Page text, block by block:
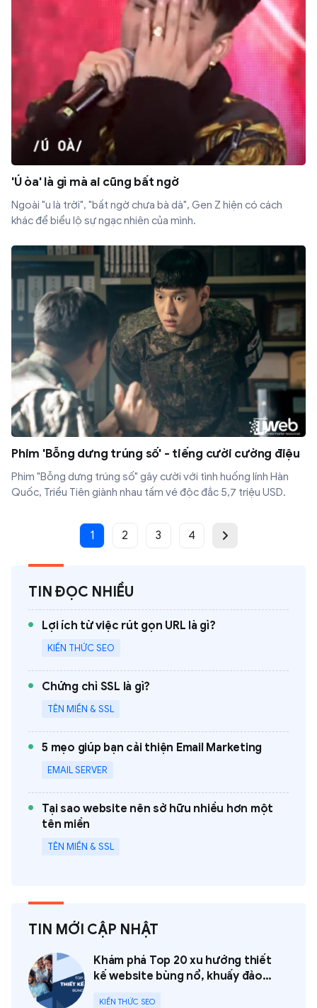
'Ú òa' là gì mà ai cũng bất ngờ
Ngoài "u là trời", "bất ngờ chưa bà dà", Gen Z hiện có cách
khác để biểu lộ sự ngạc nhiên của mình.
Phim 'Bỗng dưng trúng số' - tiếng cười cường điệu
Phim "Bỗng dưng trúng số" gây cười với tình huống lính Hàn
Quốc, Triều Tiên giành nhau tấm vé độc đắc 5,7 triệu USD.
1 2 3 4
TIN ĐỌC NHIỀU
Lợi ích từ việc rút gọn URL là gì?
KIẾN THỨC SEO
Chứng chỉ SSL là gì?
TÊN MIỀN & SSL
5 mẹo giúp bạn cải thiện Email Marketing
EMAIL SERVER
Tại sao website nên sở hữu nhiều hơn một
tên miền
TÊN MIỀN & SSL
TIN MỚI CẬP NHẬT
Khám phá Top 20 xu hướng thiết
kế website bùng nổ, khuấy đảo
KIẾN THỨC SEO